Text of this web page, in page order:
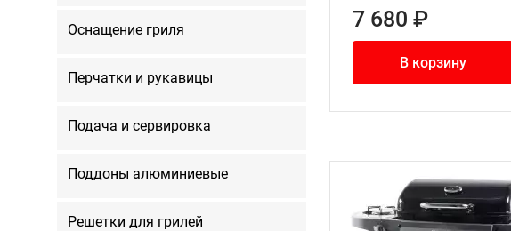
Оснащение гриля
Перчатки и рукавицы
Подача и сервировка
Поддоны алюминиевые
Решетки для грилей
7 680 ₽
В корзину